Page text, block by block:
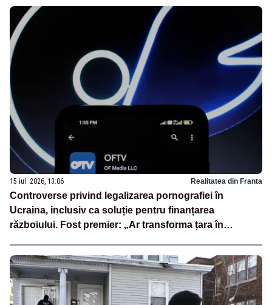
15 iul. 2026, 13:06 Realitatea din Franta
Controverse privind legalizarea pornografiei în
Ucraina, inclusiv ca soluție pentru finanțarea
războiului. Fost premier: „Ar transforma țara în